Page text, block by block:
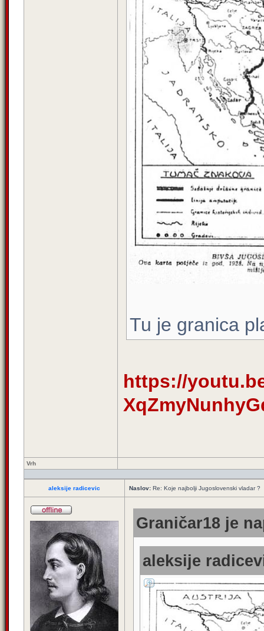
Tu je granica
https://
Vrh
aleksije radicevic Naslov: Re: Koje najbolji Jugoslovenski vladar ?
Graničar18 je
aleksije